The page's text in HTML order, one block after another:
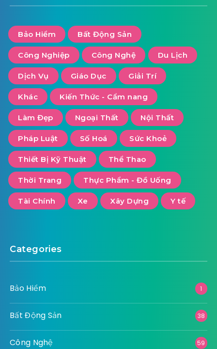
Bảo Hiểm Bất Động Sản
Công Nghiệp Công Nghệ Du Lịch
Dịch Vụ Giáo Dục Giải Trí
Khác Kiến Thức - Cẩm nang
Làm Đẹp Ngoại Thất Nội Thất
Pháp Luật Số Hoá Sức Khoẻ
Thiết Bị Kỹ Thuật Thể Thao
Thời Trang Thực Phẩm - Đồ Uống
Tài Chính Xe Xây Dựng Y tế
Categories
Bảo Hiểm 1
Bất Động Sản 38
Công Nghệ 59